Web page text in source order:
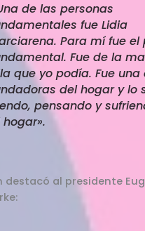
de las personas
fue Lidia
Para mí fue el
Fue de la
que yo podía. Fue una
del hogar y lo
pensando y
hogar».
destacó al presidente